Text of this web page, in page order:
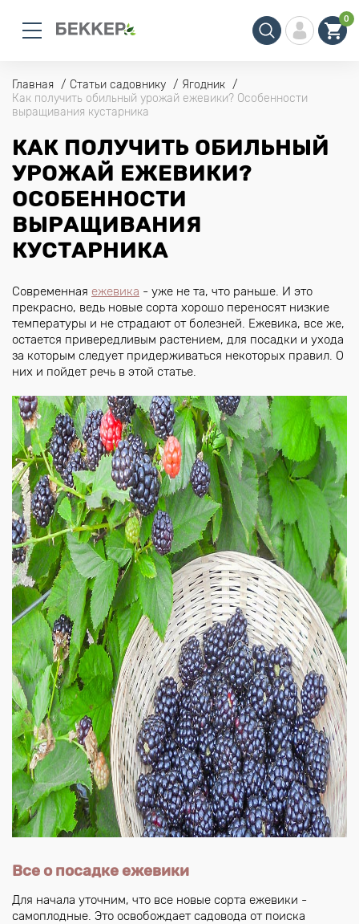
0
Главная Статьи садовнику
Ягодник
Как получить обильный урожай ежевики? Особенности
выращивания кустарника
КАК ПОЛУЧИТЬ ОБИЛЬНЫЙ
УРОЖАЙ ЕЖЕВИКИ?
ОСОБЕННОСТИ
ВЫРАЩИВАНИЯ
КУСТАРНИКА
Современная ежевика - уже не та, что раньше. И это
прекрасно, ведь новые сорта хорошо переносят низкие
температуры и не страдают от болезней. Ежевика, все же,
остается привередливым растением, для посадки и ухода
за которым следует придерживаться некоторых правил. О
них и пойдет речь в этой статье.
Все о посадке ежевики
Для начала уточним, что все новые сорта ежевики -
самоплодные. Это освобождает садовода от поиска